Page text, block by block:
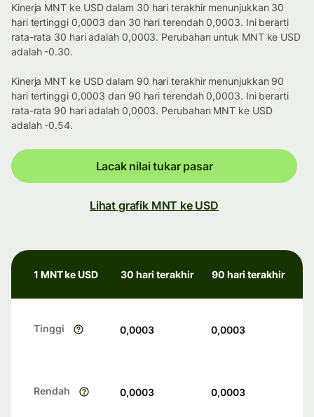
Kinerja MNT ke USD dalam 30 hari terakhir menunjukkan 30
hari tertinggi 0,0003 dan 30 hari terendah 0,0003. Ini berarti
rata-rata 30 hari adalah 0,0003. Perubahan untuk MNT ke USD
adalah -0.30.
Kinerja MNT ke USD dalam 90 hari terakhir menunjukkan 90
hari tertinggi 0,0003 dan 90 hari terendah 0,0003. Ini berarti
rata-rata 90 hari adalah 0,0003. Perubahan MNT ke USD
adalah -0.54.
Lacak nilai tukar pasar
Lihat grafik MNT ke USD
1 MNT ke USD 30 hari terakhir 90 hari terakhir
Tinggi 0,0003 0,0003
Rendah 0,0003 0,0003